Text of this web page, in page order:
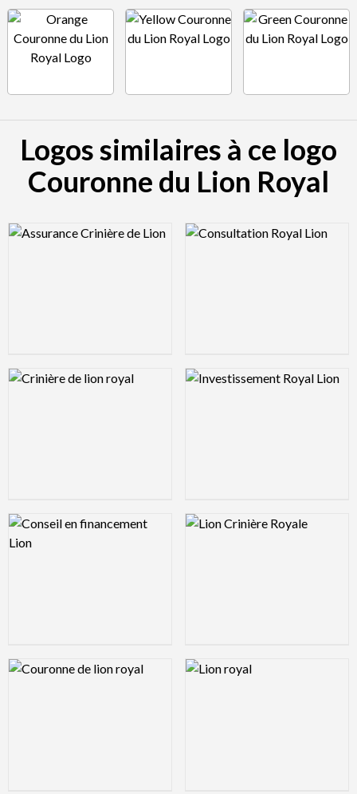
Logos similaires à ce logo
Couronne du Lion Royal
Logo Preview Image Logo Preview Image
Logo Preview Image Logo Preview Image
Logo Preview Image Logo Preview Image
Logo Preview Image Logo Preview Image